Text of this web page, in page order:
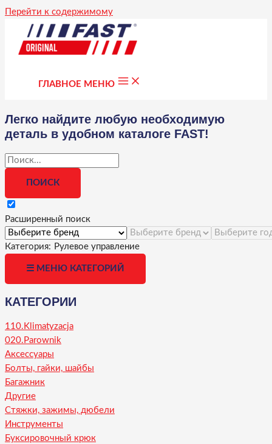
Перейти к содержимому
ГЛАВНОЕ МЕНЮ
Легко найдите любую необходимую
деталь в удобном каталоге FAST!
Расширенный поиск
Категория: Рулевое управление
☰ МЕНЮ КАТЕГОРИЙ
КАТЕГОРИИ
110.Klimatyzacja
020.Parownik
Аксессуары
Болты, гайки, шайбы
Багажник
Другие
Стяжки, зажимы, дюбели
Инструменты
Буксировочный крюк